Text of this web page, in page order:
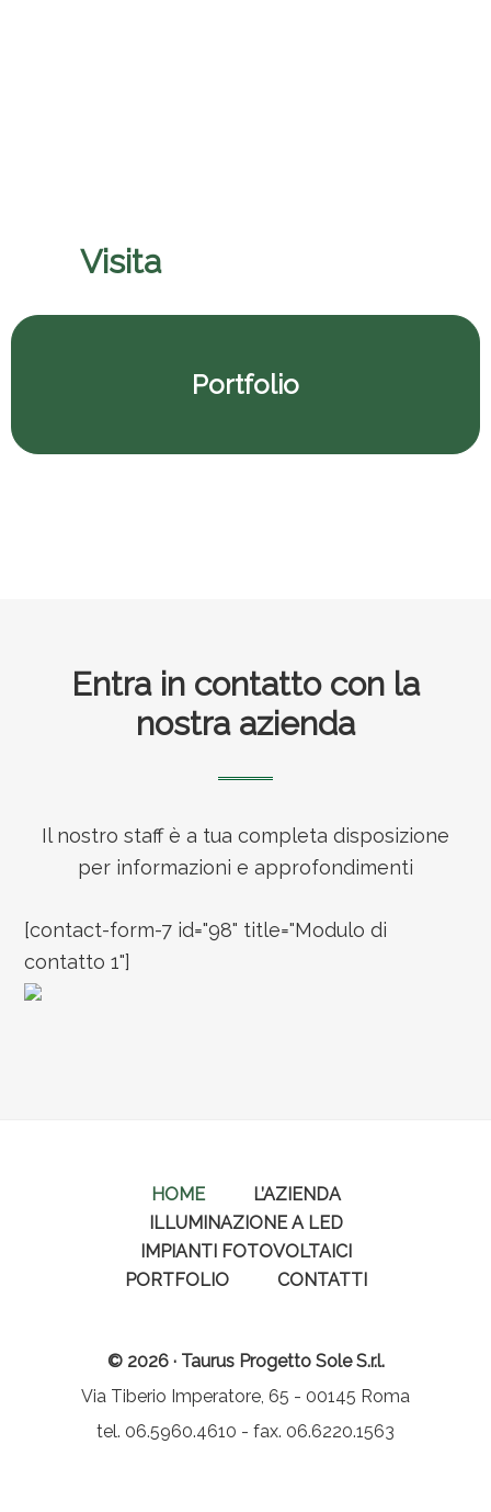
Visitail nostro porfolio
Portfolio
FooterEntra in contatto con la
nostra azienda
Il nostro staff è a tua completa disposizione
per informazioni e approfondimenti
[contact-form-7 id="98" title="Modulo di
contatto 1"]
HOME
L’AZIENDA
ILLUMINAZIONE A LED
IMPIANTI FOTOVOLTAICI
PORTFOLIO
CONTATTI
© 2026 · Taurus Progetto Sole S.r.l.
Via Tiberio Imperatore, 65 - 00145 Roma
tel. 06.5960.4610 - fax. 06.6220.1563